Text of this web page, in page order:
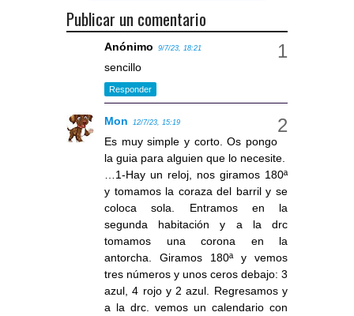
Publicar un comentario
Anónimo 9/7/23, 18:21
sencillo
Responder
Mon 12/7/23, 15:19
Es muy simple y corto. Os pongo
la guia para alguien que lo necesite.
…1-Hay un reloj, nos giramos 180ª
y tomamos la coraza del barril y se
coloca sola. Entramos en la
segunda habitación y a la drc
tomamos una corona en la
antorcha. Giramos 180ª y vemos
tres números y unos ceros debajo: 3
azul, 4 rojo y 2 azul. Regresamos y
a la drc. vemos un calendario con